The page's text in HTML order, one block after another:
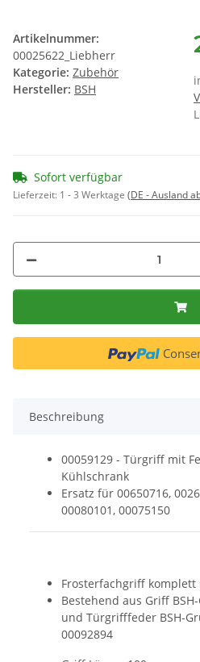
Artikelnummer:
00025622_Liebherr
Kategorie: Zubehör
Hersteller: BSH
Sofort verfügbar
Lieferzeit: 1 - 3 Werktage (DE - Ausland
Beschreibung
00059129 - Türgriff mit
Kühlschrank
Ersatz für 00650716,
00080101, 00075150
Frosterfachgriff
Bestehend aus Griff
und Türgrifffeder BSH-
00092894